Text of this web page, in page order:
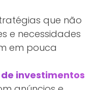
que não
e necessidades
em pouca
investimentos